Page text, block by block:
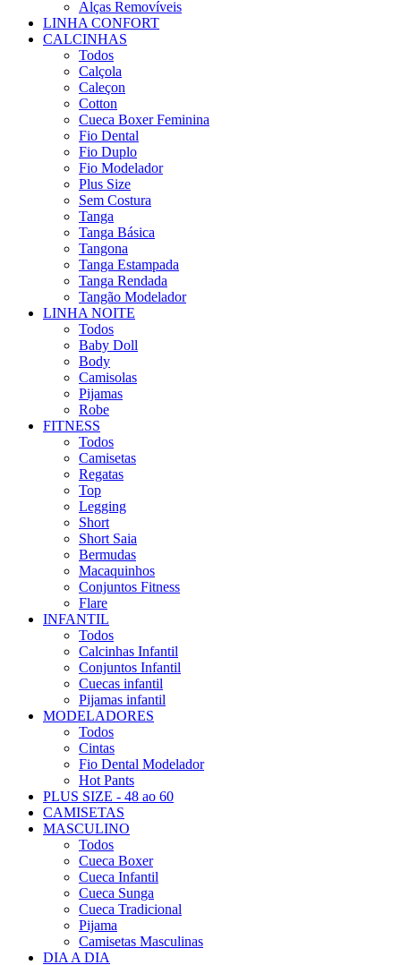
Alças Removíveis
LINHA CONFORT
CALCINHAS
Todos
Calçola
Caleçon
Cotton
Cueca Boxer Feminina
Fio Dental
Fio Duplo
Fio Modelador
Plus Size
Sem Costura
Tanga
Tanga Básica
Tangona
Tanga Estampada
Tanga Rendada
Tangão Modelador
LINHA NOITE
Todos
Baby Doll
Body
Camisolas
Pijamas
Robe
FITNESS
Todos
Camisetas
Regatas
Top
Legging
Short
Short Saia
Bermudas
Macaquinhos
Conjuntos Fitness
Flare
INFANTIL
Todos
Calcinhas Infantil
Conjuntos Infantil
Cuecas infantil
Pijamas infantil
MODELADORES
Todos
Cintas
Fio Dental Modelador
Hot Pants
PLUS SIZE - 48 ao 60
CAMISETAS
MASCULINO
Todos
Cueca Boxer
Cueca Infantil
Cueca Sunga
Cueca Tradicional
Pijama
Camisetas Masculinas
DIA A DIA